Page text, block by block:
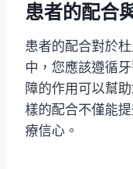
患者的配合
患者的配合對於
中，您應該遵循
障的作用可以幫
樣的配合不僅能
療信心。